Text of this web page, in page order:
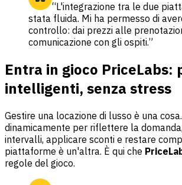
“L'integrazione tra le due
stata fluida. Mi ha permesso di
controllo: dai prezzi alle
comunicazione con gli ospiti.”
Entra in gioco PriceLabs:
intelligenti, senza stress
Gestire una locazione di lusso è una
dinamicamente per riflettere la
intervalli, applicare sconti e restare
piattaforme è un'altra. È qui che
regole del gioco.